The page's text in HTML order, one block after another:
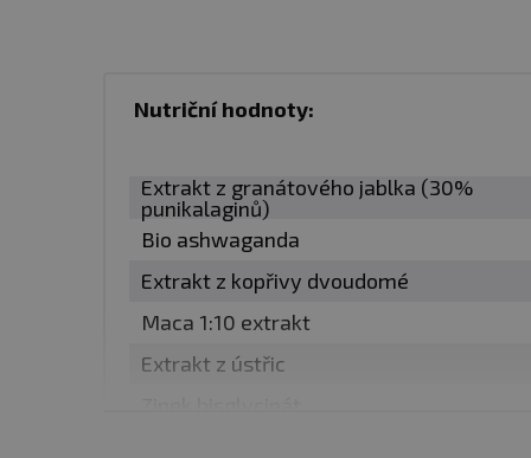
4 kapsle
Pokud užíváte v
před spaním a
Jak kombinovat Dagger
Doporučujeme v
Nutriční hodnoty:
Extrakt z granátového jablka (30%
punikalaginů)
Bio ashwaganda
Extrakt z kopřivy dvoudomé
Maca 1:10 extrakt
Extrakt z ústřic